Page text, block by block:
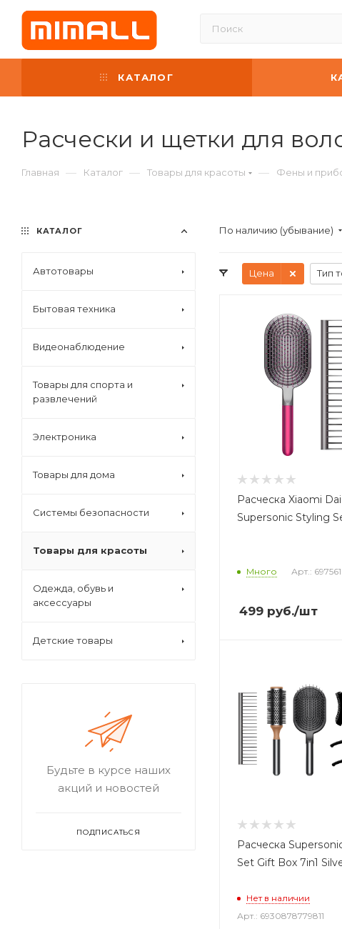
КАТАЛОГ
Расчески и щетки для
Главная — Каталог — Товары для красоты — Фены и
По наличию (убывание)
Цена Тип
Расческа Xiaomi
Supersonic Styling
Много Арт.:
499 руб./шт
Расческа
Set Gift Box 7in1
Нет в наличии
Арт.: 6930878779811
КАТАЛОГ
Автотовары
Бытовая техника
Видеонаблюдение
Товары для спорта и
развлечений
Электроника
Товары для дома
Системы безопасности
Товары для красоты
Одежда, обувь и
аксессуары
Детские товары
Будьте в курсе наших
акций и новостей
ПОДПИСАТЬСЯ